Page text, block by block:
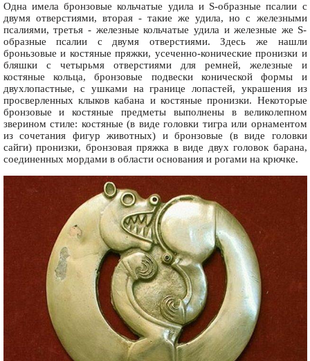
Одна имела бронзовые кольчатые удила и S-образные псалии с
двумя отверстиями, вторая - такие же удила, но с железными
псалиями, третья - железные кольчатые удила и железные же S-
образные псалии с двумя отверстиями. Здесь же нашли
броньзовые и костяные пряжки, усеченно-конические пронизки и
бляшки с четырьмя отверстиями для ремней, железные и
костяные кольца, бронзовые подвески конической формы и
двухлопастные, с ушками на границе лопастей, украшения из
просверленных клыков кабана и костяные пронизки. Некоторые
бронзовые и костяные предметы выполнены в великолепном
зверином стиле: костяные (в виде головки тигра или орнаментом
из сочетания фигур животных) и бронзовые (в виде головки
сайги) пронизки, бронзовая пряжка в виде двух головок барана,
соединенных мордами в области основания и рогами на крючке.